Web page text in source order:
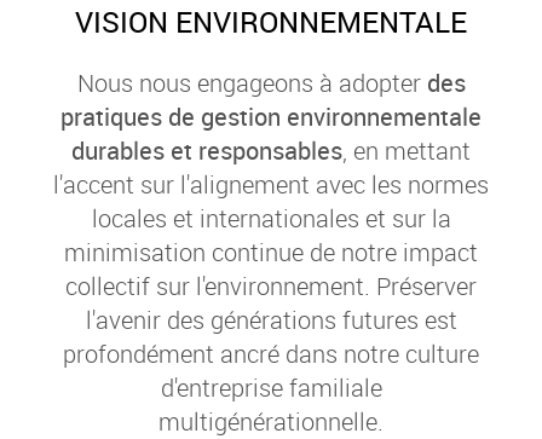
VISION ENVIRONNEMENTALE
Nous nous engageons à adopter des
pratiques de gestion environnementale
durables et responsables, en mettant
l'accent sur l'alignement avec les normes
locales et internationales et sur la
minimisation continue de notre impact
collectif sur l'environnement. Préserver
l'avenir des générations futures est
profondément ancré dans notre culture
d'entreprise familiale
multigénérationnelle.